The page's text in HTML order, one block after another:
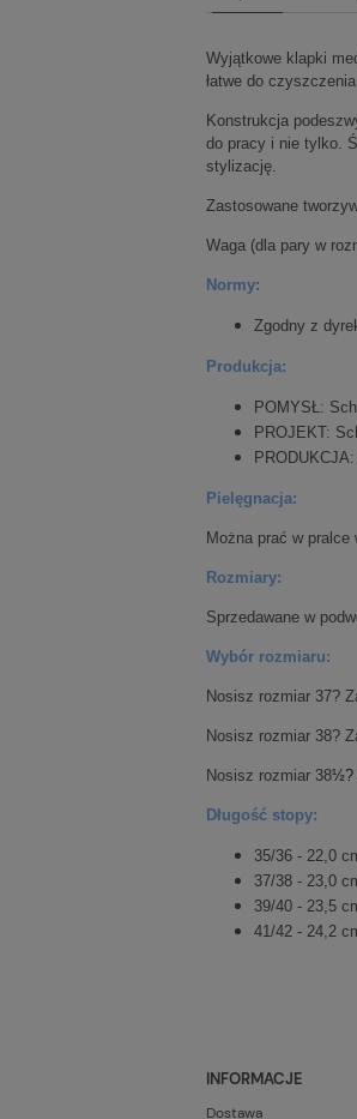
Wyjątkowe klapki
łatwe do
Konstrukcja
do pracy i nie tylko.
stylizację.
Zastosowane
Waga (dla pary w
Normy:
Zgodny z
Produkcja:
POMYSŁ:
PROJEKT:
Pielęgnacja:
Można prać w pralce
Rozmiary:
Sprzedawane w
Wybór rozmiaru:
Nosisz rozmiar 37?
Nosisz rozmiar 38?
Nosisz rozmiar 38½?
Długość stopy:
35/36 - 22,0
37/38 - 23,0
39/40 - 23,5
41/42 - 24,2
INFORMACJE
Dostawa